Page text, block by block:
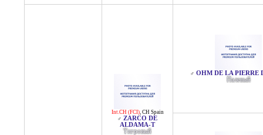
Int.CH (FCI), CH Spain
♂ ZARCO DE
ALDAMA-T
Тигровый
♂ OHM DE LA PIERRE
Палевый